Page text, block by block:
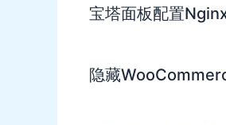
宝塔面板配置
隐藏